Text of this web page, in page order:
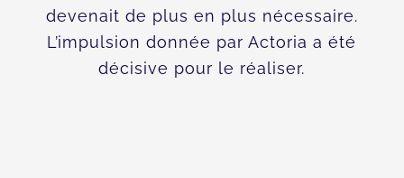
devenait de plus en plus nécessaire.
L’impulsion donnée par Actoria a été
décisive pour le réaliser.